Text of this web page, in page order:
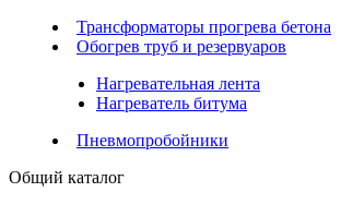
Трансформаторы прогрева бетона
Обогрев труб и резервуаров
Нагревательная лента
Нагреватель битума
Пневмопробойники
Общий каталог